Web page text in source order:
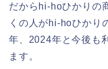
だからhi-hoひかりの
くの人がhi-hoひかり
年、2024年と今後も
ます。